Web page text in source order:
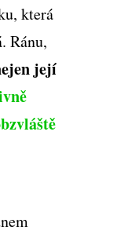
která
Ránu,
její